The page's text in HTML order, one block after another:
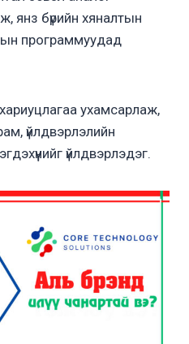
янз бүрийн хяналтын
программуудад
ухамсарлаж,
үйлдвэрлэлийн
үйлдвэрлэдэг.